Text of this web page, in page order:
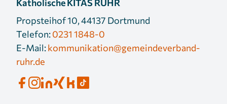
Katholische KITAS RUHR
Propsteihof 10, 44137 Dortmund
Telefon:0231 1848-0
E-Mail:kommunikation@gemeindeverband-
ruhr.de